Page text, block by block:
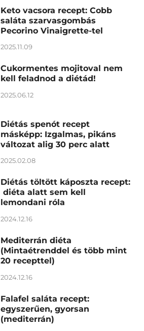
Keto vacsora recept: Cobb
saláta szarvasgombás
Pecorino Vinaigrette-tel
2025.11.09
Cukormentes mojitoval nem
kell feladnod a diétád!
2025.06.12
Diétás spenót recept
másképp: Izgalmas, pikáns
változat alig 30 perc alatt
2025.02.08
Diétás töltött káposzta recept:
diéta alatt sem kell
lemondani róla
2024.12.16
Mediterrán diéta
(Mintaétrenddel és több mint
20 recepttel)
2024.12.16
Falafel saláta recept:
egyszerűen, gyorsan
(mediterrán)